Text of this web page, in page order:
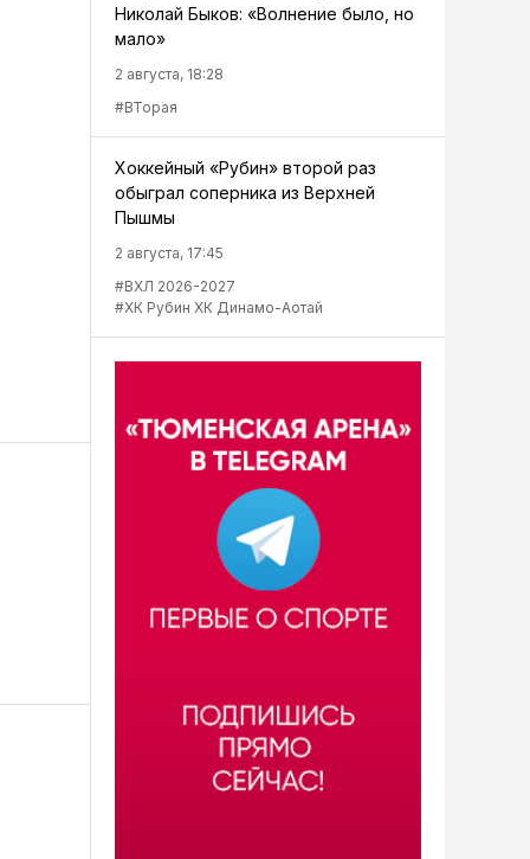
Николай Быков: «Волнение было, но
мало»
2 августа, 18:28
#ВТорая
Хоккейный «Рубин» второй раз
обыграл соперника из Верхней
Пышмы
2 августа, 17:45
#ВХЛ 2026-2027
#ХК Рубин ХК Динамо-Аотай